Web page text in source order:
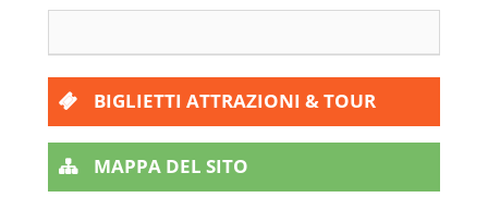
BIGLIETTI ATTRAZIONI & TOUR
MAPPA DEL SITO